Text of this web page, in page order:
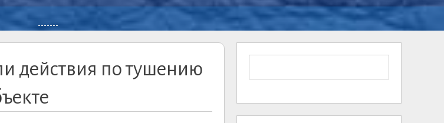
-------
действия по тушению